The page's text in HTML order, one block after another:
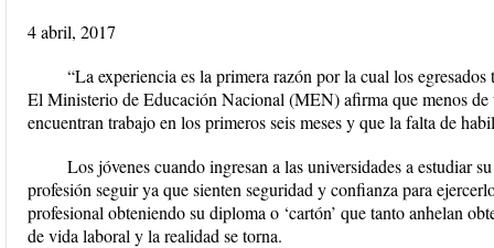
4 abril, 2017
“La experiencia es la primera razón por la cual los
El Ministerio de Educación Nacional (MEN) afirma que menos de
encuentran trabajo en los primeros seis meses y que la falta de
Los jóvenes cuando ingresan a las universidades a estudiar
profesión seguir ya que sienten seguridad y confianza para
profesional obteniendo su diploma o ‘cartón’ que tanto anhelan
de vida laboral y la realidad se torna.